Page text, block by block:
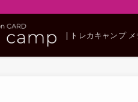
| トレカキャンプ